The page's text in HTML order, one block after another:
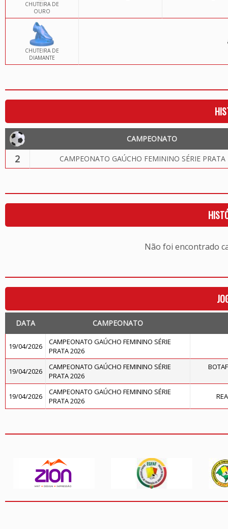
CHUTEIRA DE
OURO
CHUTEIRA DE
DIAMANTE
CAMPEONATO
2 CAMPEONATO GAÚCHO FEMININO SÉRIE
Não foi encontrado
DATA CAMPEONATO
19/04/2026
CAMPEONATO GAÚCHO FEMININO SÉRIE
PRATA 2026
19/04/2026
CAMPEONATO GAÚCHO FEMININO SÉRIE
PRATA 2026
19/04/2026
CAMPEONATO GAÚCHO FEMININO SÉRIE
PRATA 2026